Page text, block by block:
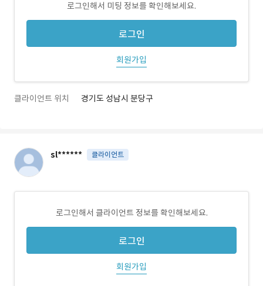
로그인해서 미팅 정보를 확인해보세요.
로그인
회원가입
클라이언트 위치 경기도 성남시 분당구
sl****** 클라이언트
로그인해서 클라이언트 정보를 확인해보세요.
로그인
회원가입